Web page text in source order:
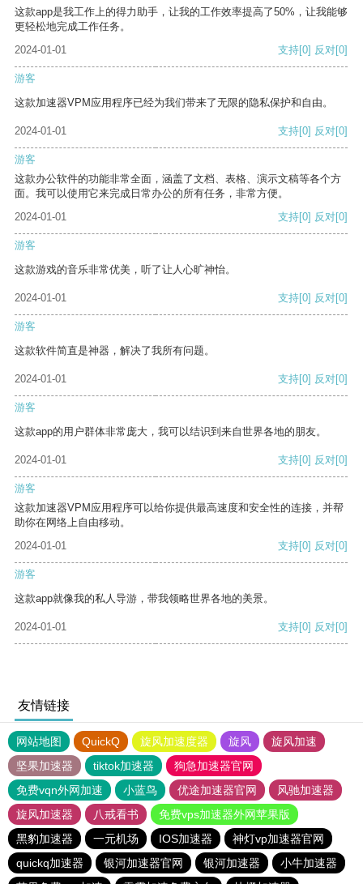
这款app是我工作上的得力助手，让我的工作效率提高了50%，让我能够
更轻松地完成工作任务。
2024-01-01
支持[0] 反对[0]
游客
这款加速器VPM应用程序已经为我们带来了无限的隐私保护和自由。
2024-01-01 支持[0] 反对[0]
游客
这款办公软件的功能非常全面，涵盖了文档、表格、演示文稿等各个方
面。我可以使用它来完成日常办公的所有任务，非常方便。
2024-01-01
支持[0] 反对[0]
游客
这款游戏的音乐非常优美，听了让人心旷神怡。
2024-01-01 支持[0] 反对[0]
游客
这款软件简直是神器，解决了我所有问题。
2024-01-01 支持[0] 反对[0]
游客
这款app的用户群体非常庞大，我可以结识到来自世界各地的朋友。
2024-01-01 支持[0] 反对[0]
游客
这款加速器VPM应用程序可以给你提供最高速度和安全性的连接，并帮
助你在网络上自由移动。
2024-01-01
支持[0] 反对[0]
游客
这款app就像我的私人导游，带我领略世界各地的美景。
2024-01-01 支持[0] 反对[0]
友情链接
网站地图 QuickQ 旋风加速度器 旋风
旋风加速
坚果加速器
tiktok加速器
狗急加速器官网
免费vqn外网加速
小蓝鸟 优途加速器官网
风驰加速器
旋风加速器
八戒看书
免费vps加速器外网苹果版
黑豹加速器
一元机场 IOS加速器
神灯vp加速器官网
quickq加速器
银河加速器官网 银河加速器
小牛加速器